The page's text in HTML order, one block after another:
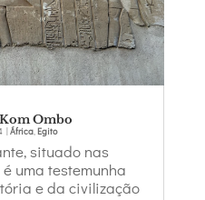
Ombo
| África, Egito
situado nas
uma testemunha
e da civilização